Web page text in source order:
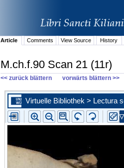
Article Comments View Source History
M.ch.f.90 Scan 21 (11r)
<< zurück blättern vorwärts blättern >>